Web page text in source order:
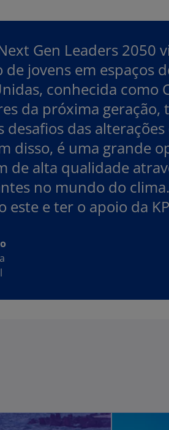
Gen Leaders 2050
jovens em espaços
conhecida como
da próxima
desafios das
disso, é uma grande
de alta qualidade
no mundo do
este e ter o apoio da